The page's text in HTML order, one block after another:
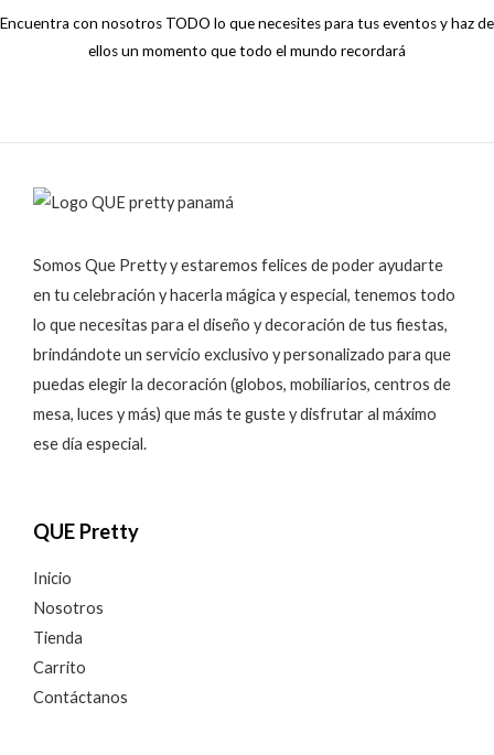
d
5
a
d
o
e
Encuentra con nosotros TODO lo que necesites para tus eventos y haz de
ellos un momento que todo el mundo recordará
Somos Que Pretty y estaremos felices de poder ayudarte
en tu celebración y hacerla mágica y especial, tenemos todo
lo que necesitas para el diseño y decoración de tus fiestas,
brindándote un servicio exclusivo y personalizado para que
puedas elegir la decoración (globos, mobiliarios, centros de
mesa, luces y más) que más te guste y disfrutar al máximo
ese día especial.
QUE Pretty
Inicio
Nosotros
Tienda
Carrito
Contáctanos